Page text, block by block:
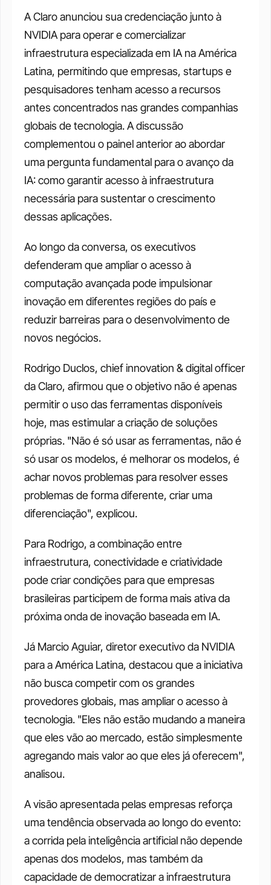
A Claro anunciou sua credenciação junto à
NVIDIA para operar e comercializar
infraestrutura especializada em IA na América
Latina, permitindo que empresas, startups e
pesquisadores tenham acesso a recursos
antes concentrados nas grandes companhias
globais de tecnologia. A discussão
complementou o painel anterior ao abordar
uma pergunta fundamental para o avanço da
IA: como garantir acesso à infraestrutura
necessária para sustentar o crescimento
dessas aplicações.
Ao longo da conversa, os executivos
defenderam que ampliar o acesso à
computação avançada pode impulsionar
inovação em diferentes regiões do país e
reduzir barreiras para o desenvolvimento de
novos negócios.
Rodrigo Duclos, chief innovation & digital officer
da Claro, afirmou que o objetivo não é apenas
permitir o uso das ferramentas disponíveis
hoje, mas estimular a criação de soluções
próprias. "Não é só usar as ferramentas, não é
só usar os modelos, é melhorar os modelos, é
achar novos problemas para resolver esses
problemas de forma diferente, criar uma
diferenciação", explicou.
Para Rodrigo, a combinação entre
infraestrutura, conectividade e criatividade
pode criar condições para que empresas
brasileiras participem de forma mais ativa da
próxima onda de inovação baseada em IA.
Já Marcio Aguiar, diretor executivo da NVIDIA
para a América Latina, destacou que a iniciativa
não busca competir com os grandes
provedores globais, mas ampliar o acesso à
tecnologia. "Eles não estão mudando a maneira
que eles vão ao mercado, estão simplesmente
agregando mais valor ao que eles já oferecem",
analisou.
A visão apresentada pelas empresas reforça
uma tendência observada ao longo do evento:
a corrida pela inteligência artificial não depende
apenas dos modelos, mas também da
capacidade de democratizar a infraestrutura